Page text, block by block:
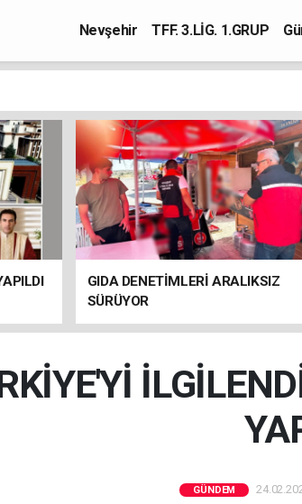
Nevşehir TFF. 3.LİG. 1.GRUP
GIDA DENETİMLERİ ARALIKSIZ
SÜRÜYOR
GÜNDEM